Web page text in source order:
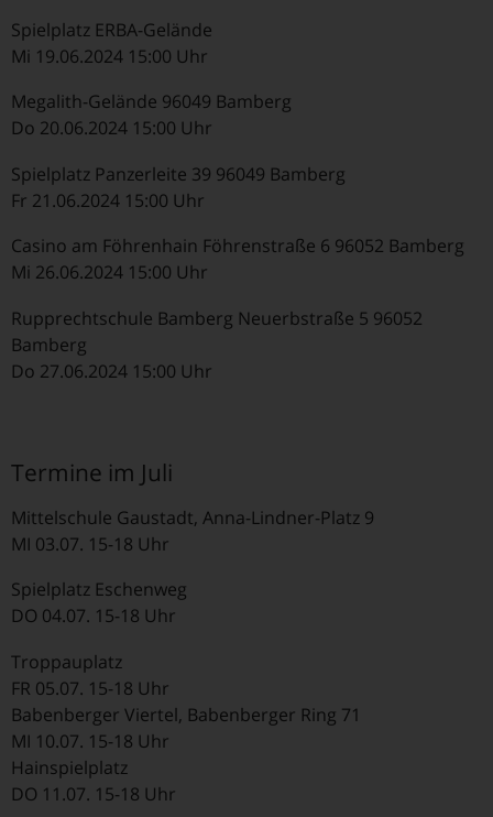
Spielplatz ERBA-Gelände
Mi 19.06.2024 15:00 Uhr
Megalith-Gelände 96049 Bamberg
Do 20.06.2024 15:00 Uhr
Spielplatz Panzerleite 39 96049 Bamberg
Fr 21.06.2024 15:00 Uhr
Casino am Föhrenhain Föhrenstraße 6 96052 Bamberg
Mi 26.06.2024 15:00 Uhr
Rupprechtschule Bamberg Neuerbstraße 5 96052
Bamberg
Do 27.06.2024 15:00 Uhr
Termine im Juli
Mittelschule Gaustadt, Anna-Lindner-Platz 9
MI 03.07. 15-18 Uhr
Spielplatz Eschenweg
DO 04.07. 15-18 Uhr
Troppauplatz
FR 05.07. 15-18 Uhr
Babenberger Viertel, Babenberger Ring 71
MI 10.07. 15-18 Uhr
Hainspielplatz
DO 11.07. 15-18 Uhr